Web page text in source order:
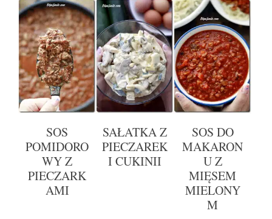
SOS
POMIDORO
WY Z
PIECZARK
AMI
SAŁATKA Z
PIECZAREK
I CUKINII
SOS DO
MAKARON
U Z
MIĘSEM
MIELONY
M